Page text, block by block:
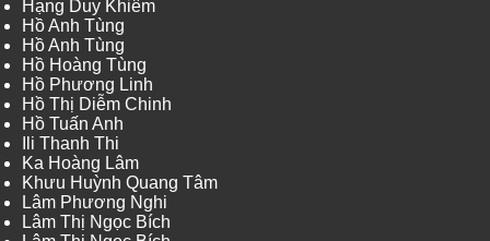
Hạng Duy Khiêm
Hồ Anh Tùng
Hồ Anh Tùng
Hồ Hoàng Tùng
Hồ Phương Linh
Hồ Thị Diễm Chinh
Hồ Tuấn Anh
Ili Thanh Thi
Ka Hoàng Lâm
Khưu Huỳnh Quang Tâm
Lâm Phương Nghi
Lâm Thị Ngọc Bích